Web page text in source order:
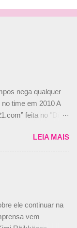
nega qualquer
time em 2010 A
feita no "Día
Piquet havia
Campos, dando,
a Nelsinho Piquet,
todas por
O
Bruno Senna em
uma oferta
LEIA MAIS
ele continuar na
vem